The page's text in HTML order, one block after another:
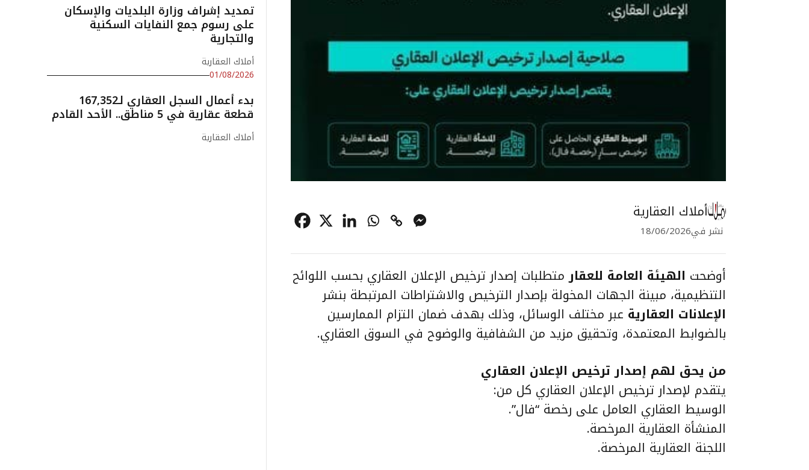
أملاك العقارية
نشر في18/06/2026
أوضحت الهيئة العامة للعقارمتطلبات إصدار ترخيص الإعلان العقاري بحسب اللوائح
التنظيمية، مبينة الجهات المخولة بإصدار الترخيص والاشتراطات المرتبطة بنشر
الإعلانات العقارية عبر مختلف الوسائل، وذلك بهدف ضمان التزام الممارسين
بالضوابط المعتمدة، وتحقيق مزيد من الشفافية والوضوح في السوق العقاري.
من يحق لهم إصدار ترخيص الإعلان العقاري
يتقدم لإصدار ترخيص الإعلان العقاري كل من:
الوسيط العقاري العامل على رخصة “فال”.
المنشأة العقارية المرخصة.
اللجنة العقارية المرخصة.
تمديد إشراف وزارة البلديات والإسكان
على رسوم جمع النفايات السكنية
والتجارية
أملاك العقارية
01/08/2026
بدء أعمال السجل العقاري لـ167,352
قطعة عقارية في 5 مناطق.. الأحد القادم
أملاك العقارية